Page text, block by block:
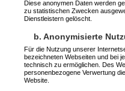
Diese anonymen Daten werden
zu statistischen Zwecken
Dienstleistern gelöscht.
b. Anonymisierte
Für die Nutzung unserer
bezeichneten Webseiten und bei
technisch zu ermöglichen. Des
personenbezogene Verwertung
Website.